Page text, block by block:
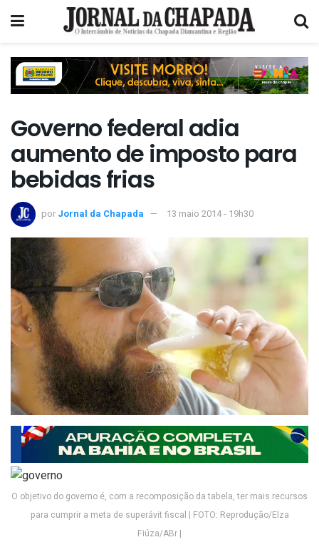
Governo federal adia
aumento de imposto para
bebidas frias
por Jornal da Chapada 13 maio 2014 - 19h30
O objetivo do governo é, com a recomposição da tabela, ter mais recursos
para cumprir a meta de superávit fiscal | FOTO: Reprodução/Elza
Fiúza/ABr |